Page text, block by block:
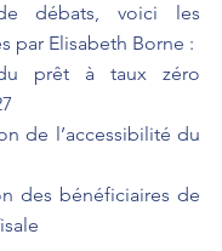
débats, voici les
par Elisabeth Borne :
prêt à taux zéro
de l’accessibilité du
des bénéficiaires de